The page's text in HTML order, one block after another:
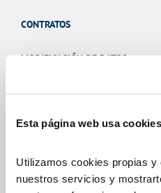
Esta página web usa cookies
Utilizamos cookies propias
nuestros servicios y
CONTRATOS
MODIFICACIÓN DE DATOS
INCIDENCIAS